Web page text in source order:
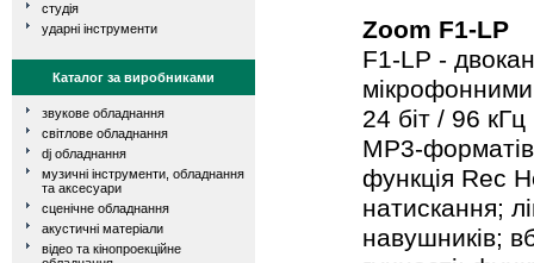
студія
ударні інструменти
Каталог за виробниками
звукове обладнання
світлове обладнання
dj обладнання
музичні інструменти, обладнання
та аксесуари
сценічне обладнання
акустичні матеріали
відео та кінопроекційне
Zoom F1-LP
F1-LP -
24 біт / 96
MP3-
функція Rec
натискання;
навушників;